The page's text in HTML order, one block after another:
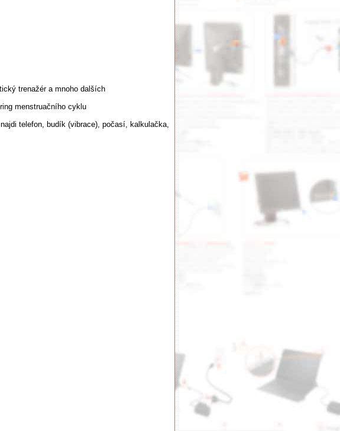
trenažér a mnoho dalších
menstruačního cyklu
telefon, budík (vibrace), počasí, kalkulačka,